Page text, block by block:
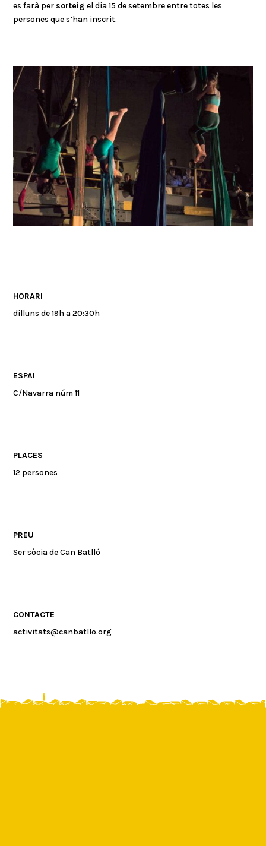
es farà per sorteig el dia 15 de setembre entre totes les
persones que s’han inscrit.
HORARI
dilluns de 19h a 20:30h
ESPAI
C/Navarra núm 11
PLACES
12 persones
PREU
Ser sòcia de Can Batlló
CONTACTE
activitats@canbatllo.org